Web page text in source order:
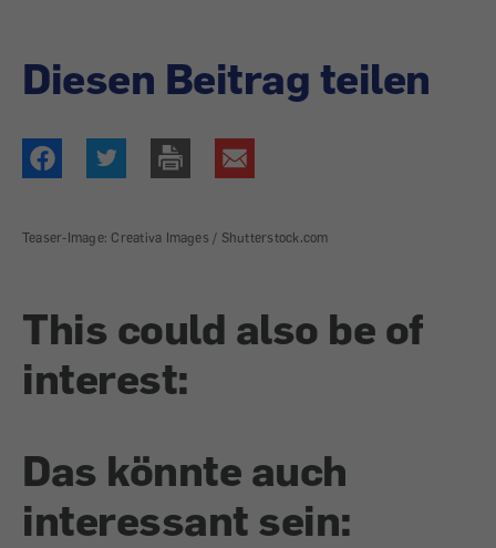
Diesen Beitrag teilen
Teaser-Image: Creativa Images / Shutterstock.com
This could also be of
interest:
Das könnte auch
interessant sein: